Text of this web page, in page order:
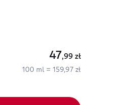
47,99 zł
100 ml = 159,97 zł